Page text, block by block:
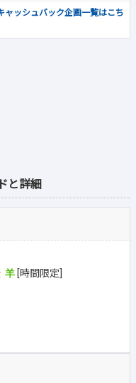
と詳細
[時間限定]
ャッシュバック企画一覧はこち